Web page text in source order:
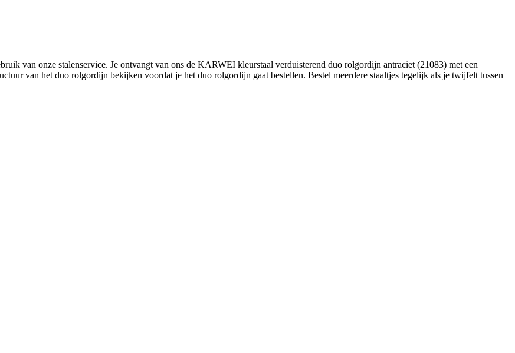
van onze stalenservice. Je ontvangt van ons de KARWEI kleurstaal verduisterend duo rolgordijn antraciet (21083) met een
van het duo rolgordijn bekijken voordat je het duo rolgordijn gaat bestellen. Bestel meerdere staaltjes tegelijk als je twijfelt tussen